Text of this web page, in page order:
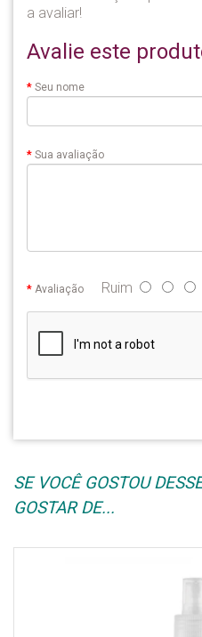
a avaliar!
Avalie este
Seu nome
Sua avaliação
Avaliação Ruim
SE VOCÊ GOSTOU
GOSTAR DE...